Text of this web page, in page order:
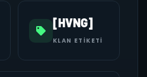
[HVNG]
KLAN ETIKETI